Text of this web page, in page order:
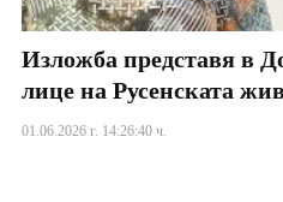
Изложба представя в
лице на Русенската
01.06.2026 г. 14:26:40 ч.